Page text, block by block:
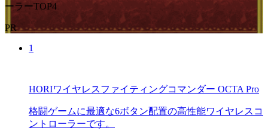
ーラーTOP4
PR
1
HORIワイヤレスファイティングコマンダー OCTA Pro
格闘ゲームに最適な6ボタン配置の高性能ワイヤレスコ
ントローラーです。